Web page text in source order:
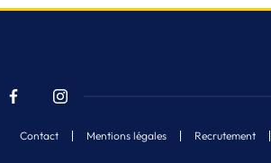
Contact Mentions légales Recrutement